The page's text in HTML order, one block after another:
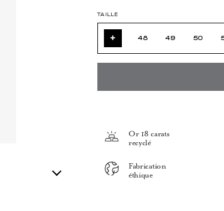
TAILLE
+ 48 49 50
Or 18 carats
recyclé
Fabrication
éthique